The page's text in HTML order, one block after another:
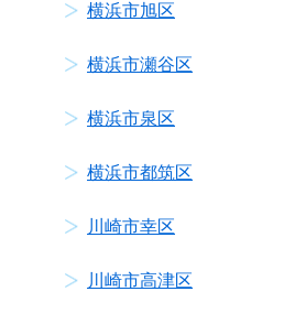
横浜市旭区
横浜市瀬谷区
横浜市泉区
横浜市都筑区
川崎市幸区
川崎市高津区